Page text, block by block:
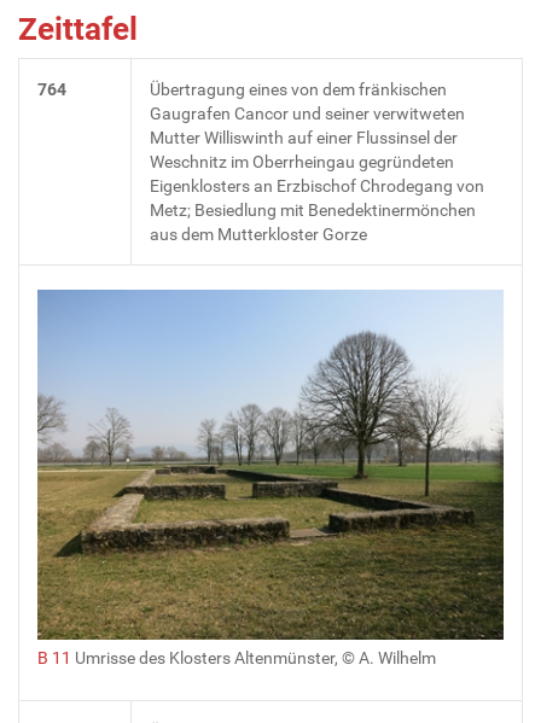
Zeittafel
764
Übertragung eines von dem fränkischen
Gaugrafen Cancor und seiner verwitweten
Mutter Williswinth auf einer Flussinsel der
Weschnitz im Oberrheingau gegründeten
Eigenklosters an Erzbischof Chrodegang von
Metz; Besiedlung mit Benedektinermönchen
aus dem Mutterkloster Gorze
B 11 Umrisse des Klosters Altenmünster, © A. Wilhelm